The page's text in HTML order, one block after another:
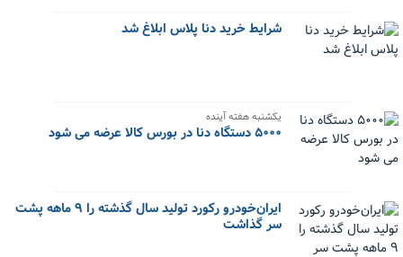
شرایط خرید دنا پلاس ابلاغ شد
یکشنبه هفته آینده
۵۰۰۰ دستگاه دنا در بورس کالا عرضه می شود
ایران‌خودرو رکورد تولید سال گذشته را ۹ ماهه پشت
سر گذاشت